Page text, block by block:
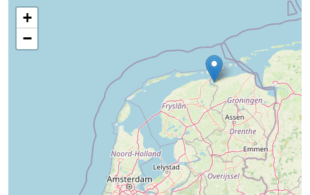
+
−